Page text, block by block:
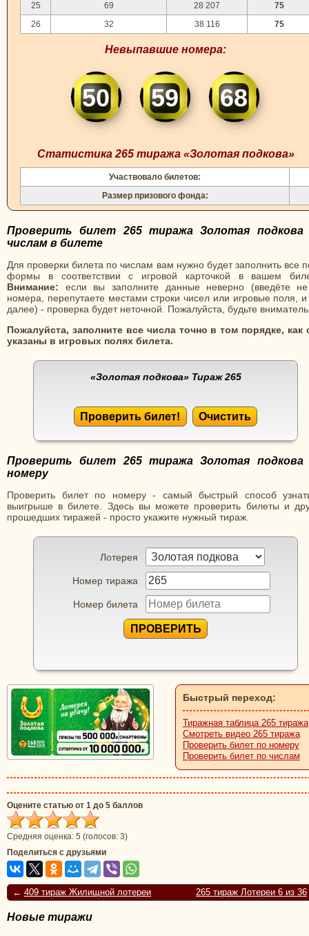
25
69 28 207
75
26
32 38 116 75
Невыпавшие номера:
50 59 68
Статистика 265 тиража «Золотая подкова»
Участвовало билетов:
Размер призового фонда:
Проверить билет 265 тиража Золотая подкова
числам в билете
Для проверки билета по числам вам нужно будет заполнить все
формы в соответствии с игровой карточкой в вашем
Внимание: если вы заполните данные неверно (введёте
номера, перепутаете местами строки чисел или игровые поля, и
далее) - проверка будет неточной. Пожалуйста, будьте
Пожалуйста, заполните все числа точно в том порядке, как
указаны в игровых полях билета.
«Золотая подкова» Тираж 265
Проверить билет! Очистить
Проверить билет 265 тиража Золотая подкова
номеру
Проверить билет по номеру - самый быстрый способ
выигрыше в билете. Здесь вы можете проверить билеты и
прошедших тиражей - просто укажите нужный тираж.
Лотерея
Номер тиража
Номер билета
ПРОВЕРИТЬ
Быстрый переход:
Тиражная таблица 265 тиража
Смотреть видео 265 тиража
Проверить билет по номеру
Проверить билет по числам
Оцените статью от 1 до 5 баллов
Средняя оценка: 5 (голосов: 3)
Поделиться с друзьями
← 409 тираж Жилищной лотереи 265 тираж Лотереи 6 из 36
Новые тиражи